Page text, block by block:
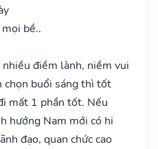
bề..
điềm lành, niềm vui
chọn buổi sáng thì tốt
mất 1 phần tốt. Nếu
hướng Nam mới có hi
đạo, quan chức cao